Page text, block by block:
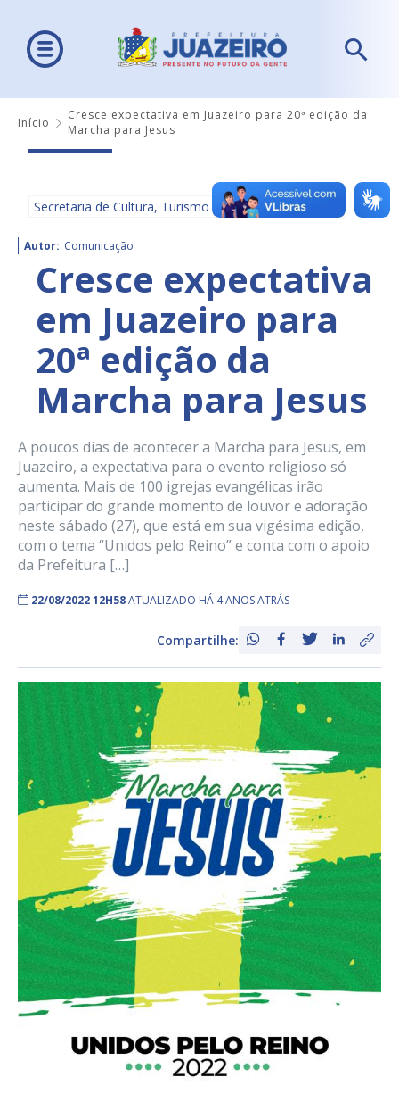
Início
Cresce expectativa em Juazeiro para 20ª edição da
Marcha para Jesus
Secretaria de Cultura, Turismo e Esportes - SECULTE
Autor: Comunicação
Cresce expectativa
em Juazeiro para
20ª edição da
Marcha para Jesus
A poucos dias de acontecer a Marcha para Jesus, em
Juazeiro, a expectativa para o evento religioso só
aumenta. Mais de 100 igrejas evangélicas irão
participar do grande momento de louvor e adoração
neste sábado (27), que está em sua vigésima edição,
com o tema “Unidos pelo Reino” e conta com o apoio
da Prefeitura […]
22/08/2022 12H58ATUALIZADO HÁ 4 ANOS ATRÁS
Compartilhe: